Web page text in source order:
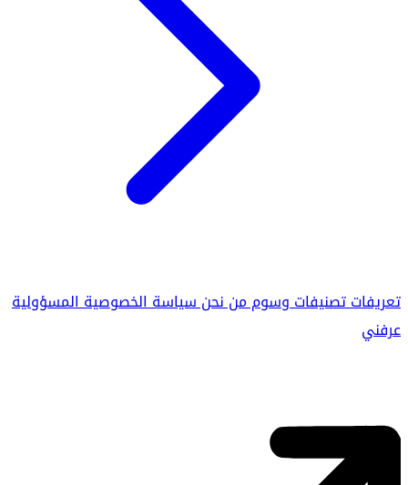
تعريفاتتصنيفاتوسوممن نحنسياسة الخصوصيةالمسؤولية
عرفني